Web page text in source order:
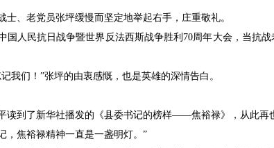
士、老党员张坪缓慢而坚定地举起右手，庄重敬礼。
国人民抗日战争暨世界反法西斯战争胜利70周年大会，当抗
我们！”张坪的由衷感慨，也是英雄的深情告白。
读到了新华社播发的《县委书记的榜样——焦裕禄》，从此
，焦裕禄精神一直是一盏明灯。”